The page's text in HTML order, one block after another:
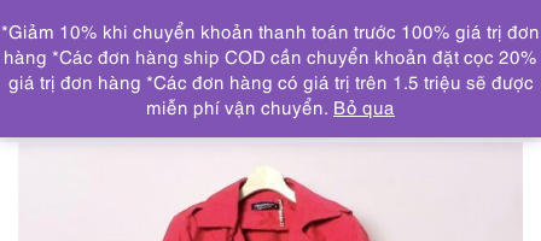
DANH MỤC
Trang chủ ÁO KHOÁC
9988-Áo khoác dài nữ-
RINASCIMENTO trench coat – size S
*Giảm 10% khi chuyển khoản thanh toán trước 100% giá trị đơn
hàng *Các đơn hàng ship COD cần chuyển khoản đặt cọc 20%
giá trị đơn hàng *Các đơn hàng có giá trị trên 1.5 triệu sẽ được
miễn phí vận chuyển. Bỏ qua